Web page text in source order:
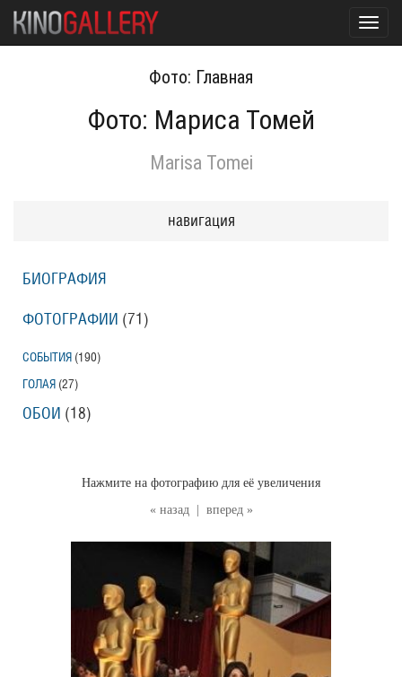
Фото: Главная
Фото: Мариса Томей
Marisa Tomei
« назад вперед »
Нажмите на фотографию для её увеличения
навигация
БИОГРАФИЯ
ФОТОГРАФИИ (71 )
СОБЫТИЯ (190)
ГОЛАЯ (27)
ОБОИ (18)